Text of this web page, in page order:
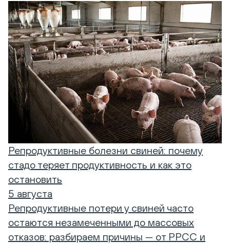
Репродуктивные болезни свиней: почему
стадо теряет продуктивность и как это
остановить
5 августа
Репродуктивные потери у свиней часто
остаются незамеченными до массовых
отказов: разбираем причины — от РРСС и